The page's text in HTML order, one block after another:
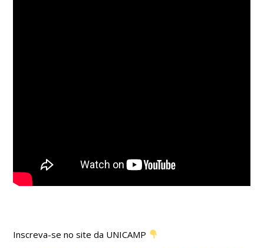
Inscreva-se no site da UNICAMP